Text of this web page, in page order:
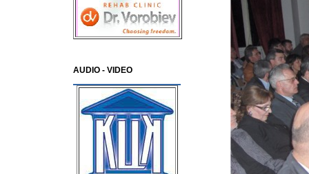
AUDIO - VIDEO